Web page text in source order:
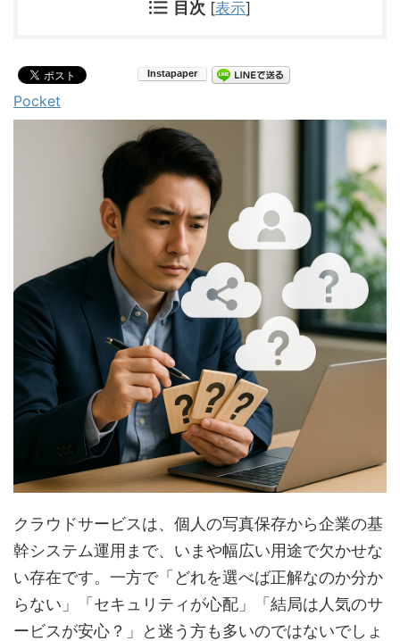
目次 [表示]
Pocket
クラウドサービスは、個人の写真保存から企業の基
幹システム運用まで、いまや幅広い用途で欠かせな
い存在です。一方で「どれを選べば正解なのか分か
らない」「セキュリティが心配」「結局は人気のサ
ービスが安心？」と迷う方も多いのではないでしょ